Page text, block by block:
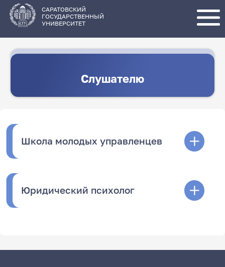
основному
содержанию
САРАТОВСКИЙ
ГОСУДАРСТВЕННЫЙ
УНИВЕРСИТЕТ
Слушателю
Школа молодых управленцев
Юридический психолог